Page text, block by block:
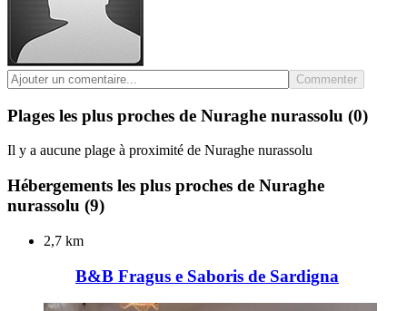
Commenter
Plages les plus proches de Nuraghe nurassolu (0)
Il y a aucune plage à proximité de Nuraghe nurassolu
Hébergements les plus proches de Nuraghe
nurassolu (9)
2,7 km
B&B Fragus e Saboris de Sardigna